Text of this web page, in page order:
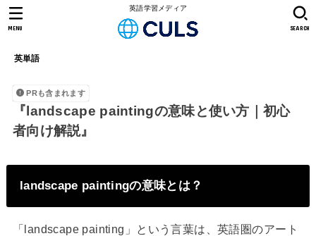
英語学習メディア
英単語
SEARCH
MENU
PRも含まれます
『landscape paintingの意味と使い方｜初心
者向け解説』
landscape paintingの意味とは？
「landscape painting」という言葉は、英語圏のアート